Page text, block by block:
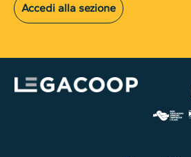
Accedi alla sezione